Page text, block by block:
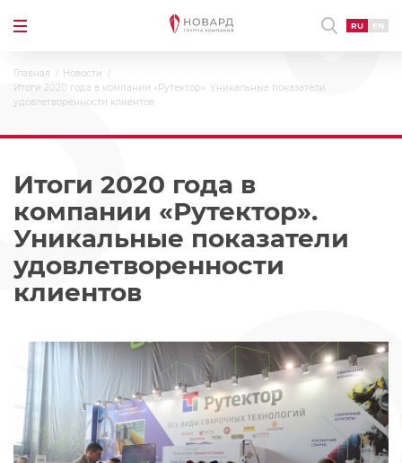
RU EN
Главная
Новости
Итоги 2020 года в компании «Рутектор». Уникальные показатели
удовлетворенности клиентов
Итоги 2020 года в
компании «Рутектор».
Уникальные показатели
удовлетворенности
клиентов